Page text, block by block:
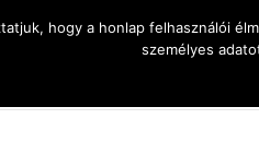
hogy a honlap felhasználói
személyes